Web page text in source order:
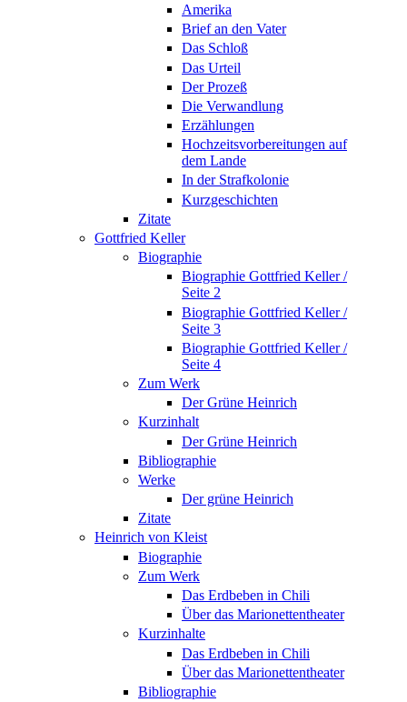
Amerika
Brief an den Vater
Das Schloß
Das Urteil
Der Prozeß
Die Verwandlung
Erzählungen
Hochzeitsvorbereitungen auf
dem Lande
In der Strafkolonie
Kurzgeschichten
Zitate
Gottfried Keller
Biographie
Biographie Gottfried Keller /
Seite 2
Biographie Gottfried Keller /
Seite 3
Biographie Gottfried Keller /
Seite 4
Zum Werk
Der Grüne Heinrich
Kurzinhalt
Der Grüne Heinrich
Bibliographie
Werke
Der grüne Heinrich
Zitate
Heinrich von Kleist
Biographie
Zum Werk
Das Erdbeben in Chili
Über das Marionettentheater
Kurzinhalte
Das Erdbeben in Chili
Über das Marionettentheater
Bibliographie